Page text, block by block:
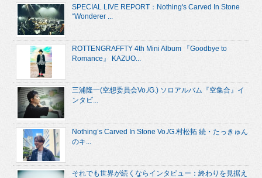
SPECIAL LIVE REPORT：Nothing's Carved In Stone
“Wonderer ...
ROTTENGRAFFTY 4th Mini Album 『Goodbye to
Romance』 KAZUO...
三浦隆一(空想委員会Vo./G.) ソロアルバム『空集合』イ
ンタビ...
Nothing’s Carved In Stone Vo./G.村松拓 続・たっきゅん
のキ...
それでも世界が続くならインタビュー：終わりを見据え